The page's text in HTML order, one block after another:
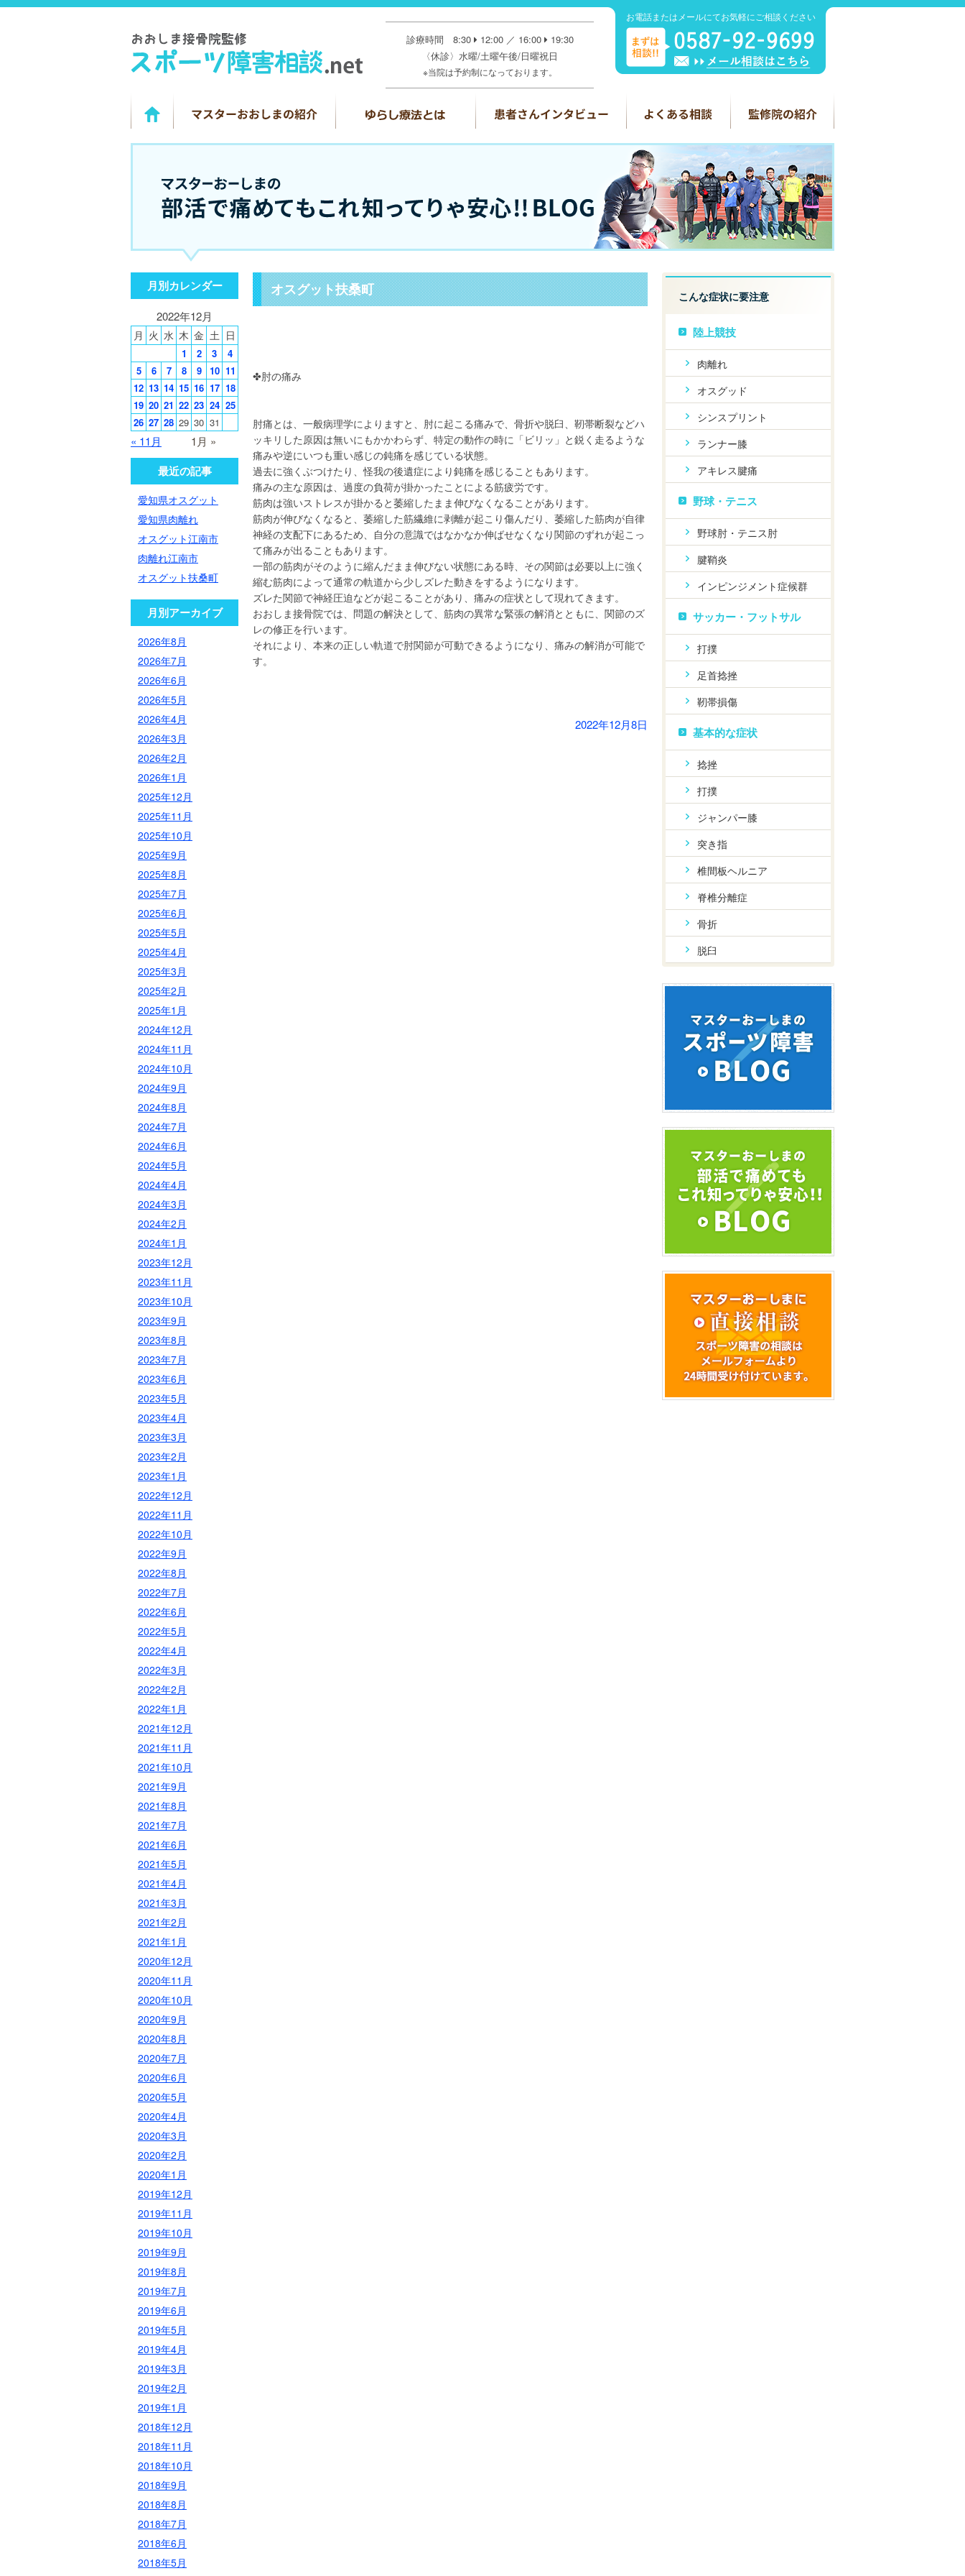
診療時間 8:30 12:00 ／ 16:00
19:30
〈休診〉水曜/土曜午後/日曜祝日
※当院は予約制になっております。
お電話またはメールにてお気軽にご相談ください
オスグット扶桑町
✤肘の痛み
肘痛とは、一般病理学によりますと、肘に起こる痛みで、骨折や脱臼、靭帯断裂などハ
ッキリした原因は無いにもかかわらず、特定の動作の時に「ビリッ」と鋭く走るような
痛みや逆にいつも重い感じの鈍痛を感じている状態。
過去に強くぶつけたり、怪我の後遺症により鈍痛を感じることもあります。
痛みの主な原因は、過度の負荷が掛かったことによる筋疲労です。
筋肉は強いストレスが掛かると萎縮したまま伸びなくなることがあります。
筋肉が伸びなくなると、萎縮した筋繊維に剥離が起こり傷んだり、萎縮した筋肉が自律
神経の支配下にあるため、自分の意識ではなかなか伸ばせなくなり関節のずれが起こっ
て痛みが出ることもあります。
一部の筋肉がそのように縮んだまま伸びない状態にある時、その関節は必要以上に強く
縮む筋肉によって通常の軌道から少しズレた動きをするようになります。
ズレた関節で神経圧迫などが起こることがあり、痛みの症状として現れてきます。
おおしま接骨院では、問題の解決として、筋肉の異常な緊張の解消とともに、関節のズ
レの修正を行います。
それにより、本来の正しい軌道で肘関節が可動できるようになり、痛みの解消が可能で
す。
2022年12月8日
月別カレンダー
2022年12月
月 火 水 木 金 土 日
« 11月 1月 »
1 2 3
4
5
6 7 8 9 10 11
12 13 14 15 16 17 18
19 20 21 22 23 24 25
26 27 28 29 30 31
最近の記事
愛知県オスグット
愛知県肉離れ
オスグット江南市
肉離れ江南市
オスグット扶桑町
月別アーカイブ
2026年8月
2026年7月
2026年6月
2026年5月
2026年4月
2026年3月
2026年2月
2026年1月
2025年12月
2025年11月
2025年10月
2025年9月
2025年8月
2025年7月
2025年6月
2025年5月
2025年4月
2025年3月
2025年2月
2025年1月
2024年12月
2024年11月
2024年10月
2024年9月
2024年8月
2024年7月
2024年6月
2024年5月
2024年4月
2024年3月
2024年2月
2024年1月
2023年12月
2023年11月
2023年10月
2023年9月
2023年8月
2023年7月
2023年6月
2023年5月
2023年4月
2023年3月
2023年2月
2023年1月
2022年12月
2022年11月
2022年10月
2022年9月
2022年8月
2022年7月
2022年6月
2022年5月
2022年4月
2022年3月
2022年2月
2022年1月
2021年12月
2021年11月
2021年10月
2021年9月
2021年8月
2021年7月
2021年6月
2021年5月
2021年4月
2021年3月
2021年2月
2021年1月
2020年12月
2020年11月
2020年10月
2020年9月
2020年8月
2020年7月
2020年6月
2020年5月
2020年4月
2020年3月
2020年2月
2020年1月
2019年12月
2019年11月
2019年10月
2019年9月
2019年8月
2019年7月
2019年6月
2019年5月
2019年4月
2019年3月
2019年2月
2019年1月
2018年12月
2018年11月
2018年10月
2018年9月
2018年8月
2018年7月
2018年6月
2018年5月
こんな症状に要注意
陸上競技
肉離れ
オスグッド
シンスプリント
ランナー膝
アキレス腱痛
野球・テニス
野球肘・テニス肘
腱鞘炎
インピンジメント症候群
サッカー・フットサル
打撲
足首捻挫
靭帯損傷
基本的な症状
捻挫
打撲
ジャンパー膝
突き指
椎間板ヘルニア
脊椎分離症
骨折
脱臼